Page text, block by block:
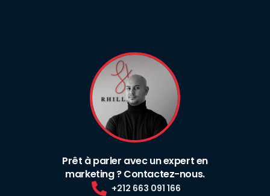
Prêt à parler avec un expert en
marketing ? Contactez-nous.
+212 663 091 166